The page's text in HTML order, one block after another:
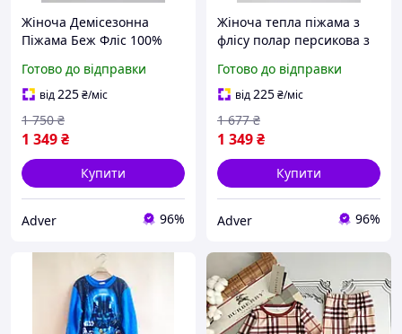
Жіноча Демісезонна
Піжама Беж Фліс 100%
Adver
Готово до відправки
від225₴/міс
1 349₴
1 750 ₴
Купити
Adver 96%
Жіноча тепла піжама з
флісу полар персикова з
Рудольфа комплект
штани кофта Adver
Готово до відправки
від225₴/міс
1 349₴
1 677 ₴
Купити
Adver 96%